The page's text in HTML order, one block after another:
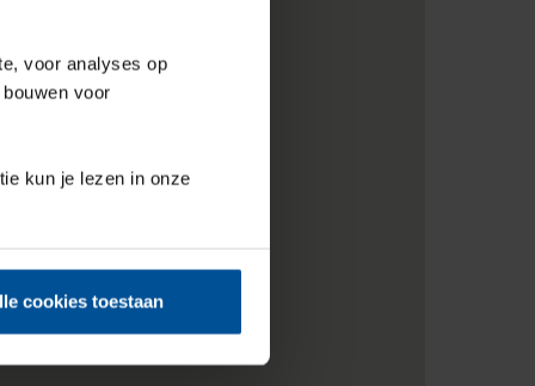
voor analyses op
voor
kun je lezen in onze
cookies toestaan